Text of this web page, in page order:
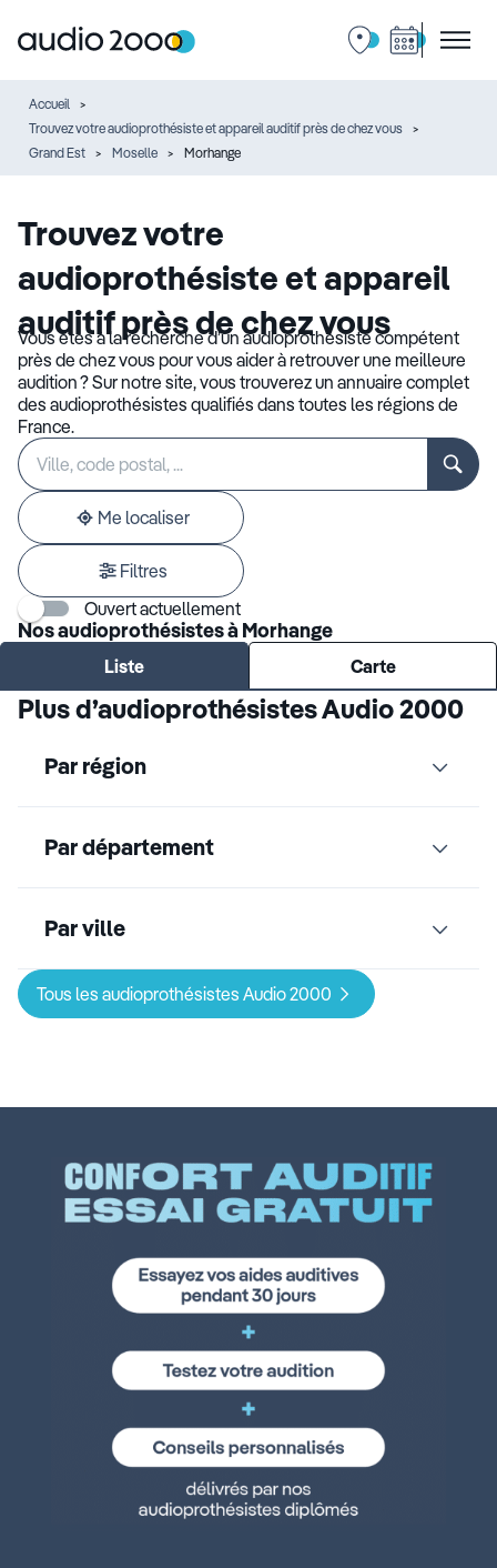
Accueil
Trouvez votre audioprothésiste et appareil auditif près de chez vous
Grand Est
Moselle Morhange
Trouvez votre
audioprothésiste et appareil
auditif près de chez vous
Vous êtes à la recherche d’un audioprothésiste compétent
près de chez vous pour vous aider à retrouver une meilleure
audition ? Sur notre site, vous trouverez un annuaire complet
des audioprothésistes qualifiés dans toutes les régions de
France.
Rechercher
établissement
Veuillez
renseigner
une
adresse
Me localiser
Filtres
Ouvert actuellement
Nos audioprothésistes à Morhange
Liste Carte
Plus d’audioprothésistes Audio 2000
Par région
Par département
Par ville
Tous les audioprothésistes Audio 2000